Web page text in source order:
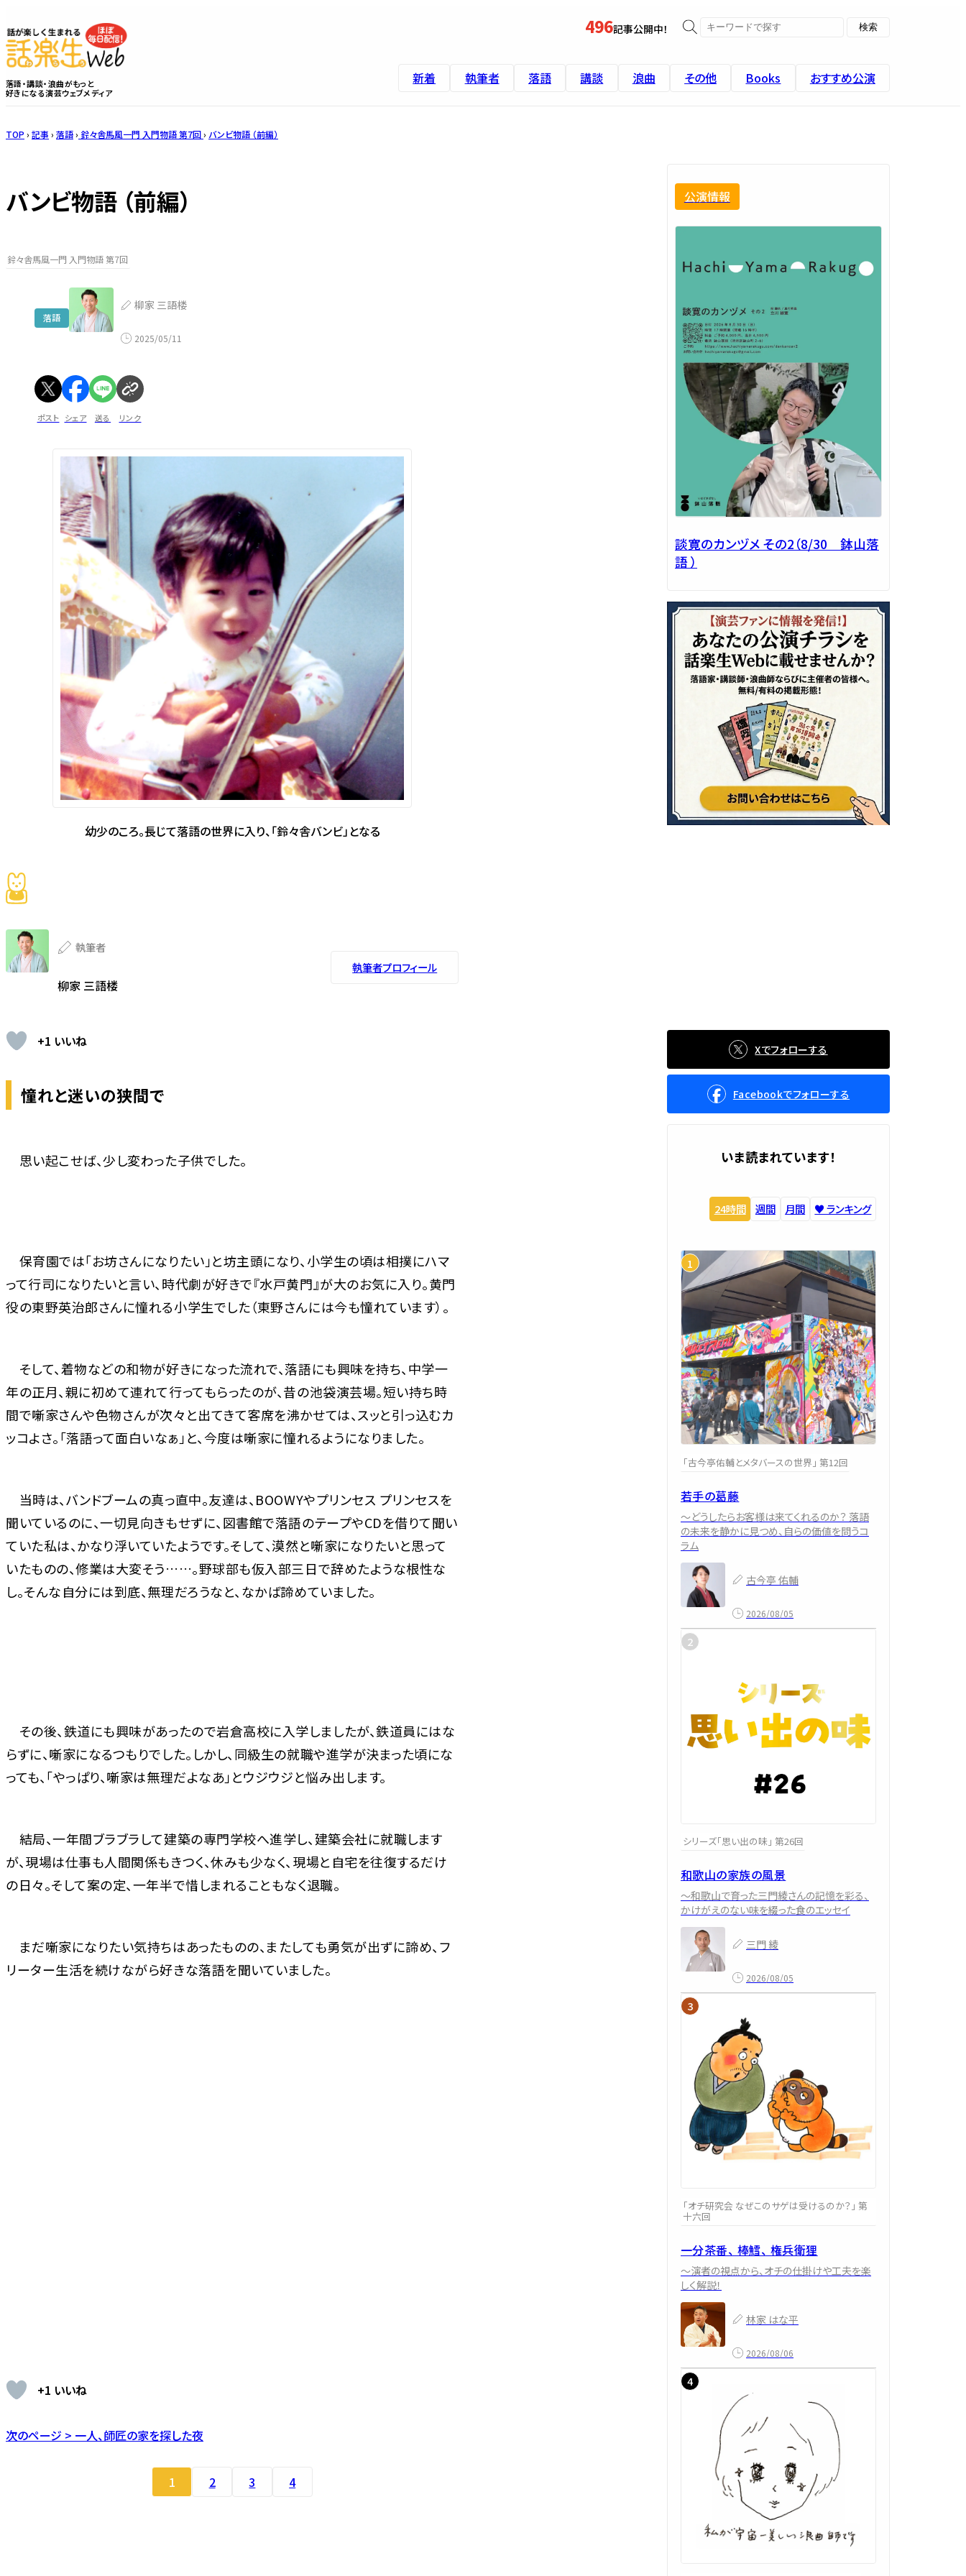
496記事公開中！
落語・講談・浪曲がもっと
好きになる演芸ウェブメディア
新着 執筆者 落語 講談 浪曲 その他 Books おすすめ公演
TOP › 記事 › 落語› 鈴々舎馬風一門 入門物語 第7回› バンビ物語 （前編）
バンビ物語 （前編）
鈴々舎馬風一門 入門物語 第7回
落語
柳家 三語楼
2025/05/11
ポスト シェア 送る リンク
幼少のころ。長じて落語の世界に入り、「鈴々舎バンビ」となる
執筆者
柳家 三語楼
執筆者プロフィール
+1 いいね
憧れと迷いの狭間で
思い起こせば、少し変わった子供でした。
保育園では「お坊さんになりたい」と坊主頭になり、小学生の頃は相撲にハマ
って行司になりたいと言い、時代劇が好きで『水戸黄門』が大のお気に入り。黄門
役の東野英治郎さんに憧れる小学生でした（東野さんには今も憧れています）。
そして、着物などの和物が好きになった流れで、落語にも興味を持ち、中学一
年の正月、親に初めて連れて行ってもらったのが、昔の池袋演芸場。短い持ち時
間で噺家さんや色物さんが次々と出てきて客席を沸かせては、スッと引っ込むカ
ッコよさ。「落語って面白いなぁ」と、今度は噺家に憧れるようになりました。
当時は、バンドブームの真っ直中。友達は、BOOWYやプリンセス プリンセスを
聞いているのに、一切見向きもせずに、図書館で落語のテープやCDを借りて聞い
ていた私は、かなり浮いていたようです。そして、漠然と噺家になりたいと思って
いたものの、修業は大変そう……。野球部も仮入部三日で辞めたような根性な
し。そんな自分には到底、無理だろうなと、なかば諦めていました。
その後、鉄道にも興味があったので岩倉高校に入学しましたが、鉄道員にはな
らずに、噺家になるつもりでした。しかし、同級生の就職や進学が決まった頃にな
っても、「やっぱり、噺家は無理だよなあ」とウジウジと悩み出します。
結局、一年間ブラブラして建築の専門学校へ進学し、建築会社に就職します
が、現場は仕事も人間関係もきつく、休みも少なく、現場と自宅を往復するだけ
の日々。そして案の定、一年半で惜しまれることもなく退職。
まだ噺家になりたい気持ちはあったものの、またしても勇気が出ずに諦め、フ
リーター生活を続けながら好きな落語を聞いていました。
+1 いいね
次のページ > 一人、師匠の家を探した夜
1 2 3 4
公演情報
談寛のカンヅメ その2（8/30 鉢山落
語 ）
Xでフォローする
Facebookでフォローする
いま読まれています！
24時間 週間 月間 ♥️ ランキング
「古今亭佑輔とメタバースの世界」 第12回
若手の葛藤
～どうしたらお客様は来てくれるのか？ 落語
の未来を静かに見つめ、自らの価値を問うコ
ラム
古今亭 佑輔
2026/08/05
シリーズ「思い出の味」 第26回
和歌山の家族の風景
～和歌山で育った三門綾さんの記憶を彩る、
かけがえのない味を綴った食のエッセイ
三門 綾
2026/08/05
「オチ研究会 なぜこのサゲは受けるのか？」 第
十六回
一分茶番、 棒鱈、 権兵衛狸
～演者の視点から、オチの仕掛けや工夫を楽
しく解説！
林家 はな平
2026/08/06